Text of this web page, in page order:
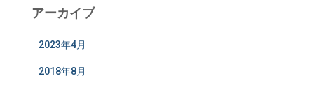
アーカイブ
2023年4月
2018年8月